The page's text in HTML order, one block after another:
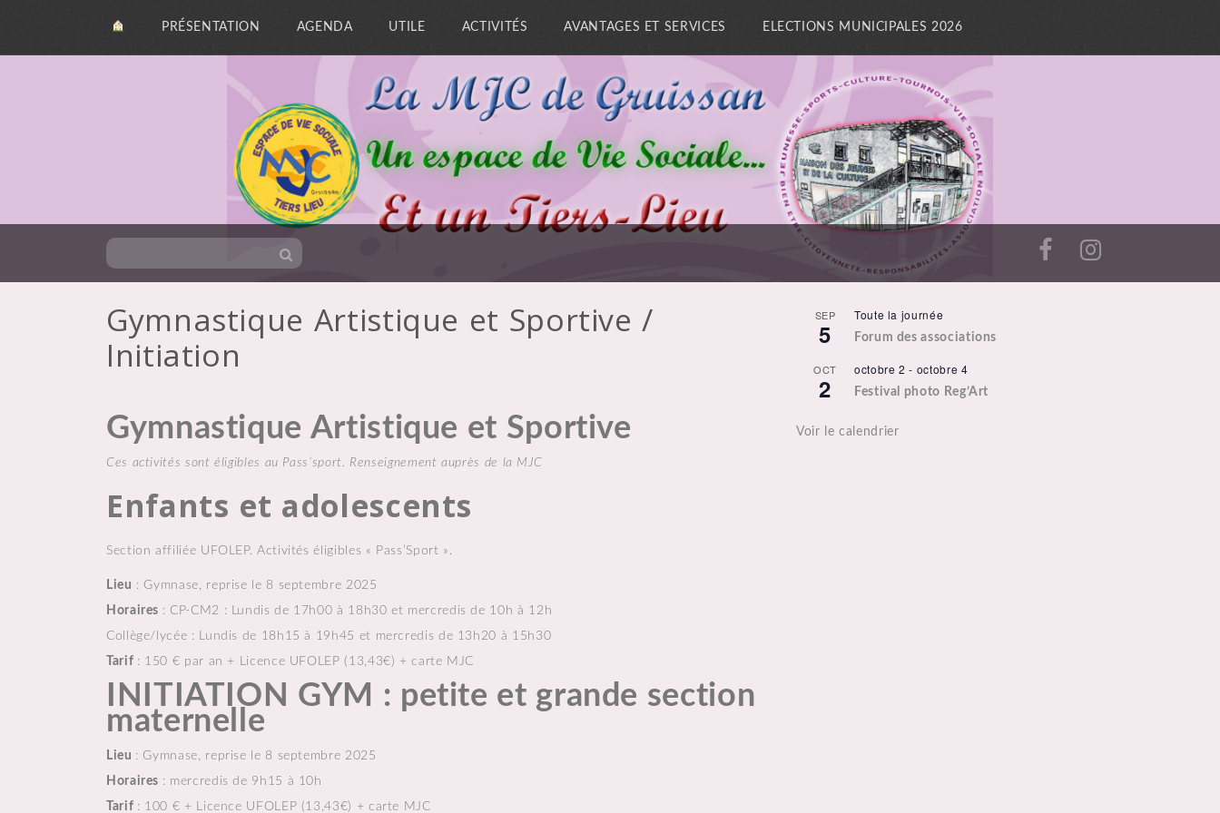
PRÉSENTATION AGENDA UTILE ACTIVITÉS AVANTAGES ET SERVICES ELECTIONS MUNICIPALES 2026
Gymnastique Artistique et Sportive /
Initiation
Gymnastique Artistique et Sportive
Ces activités sont éligibles au Pass’sport. Renseignement auprès de la MJC
Enfants et adolescents
Section affiliée UFOLEP. Activités éligibles « Pass’Sport ».
Lieu : Gymnase, reprise le 8 septembre 2025
Horaires : CP-CM2 : Lundis de 17h00 à 18h30 et mercredis de 10h à 12h
Collège/lycée : Lundis de 18h15 à 19h45 et mercredis de 13h20 à 15h30
Tarif : 150 € par an + Licence UFOLEP (13,43€) + carte MJC
INITIATION GYM : petite et grande section
maternelle
Lieu : Gymnase, reprise le 8 septembre 2025
Horaires : mercredis de 9h15 à 10h
Tarif : 100 € + Licence UFOLEP (13,43€) + carte MJC
SEP
5
Toute la journée
Forum des associations
OCT
2
octobre 2 - octobre 4
Festival photo Reg’Art
Voir le calendrier